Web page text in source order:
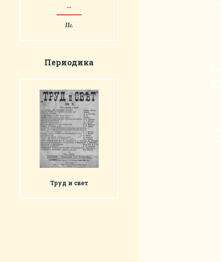
…
Пг.
Периодика
Труд и свет